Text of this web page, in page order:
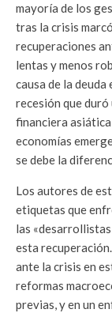
mayoría de los
tras la crisis
recuperaciones
lentas y menos
causa de la
recesión que duró
financiera
economías
se debe la
Los autores de
etiquetas que
las
esta
ante la crisis en
reformas
previas, y en un